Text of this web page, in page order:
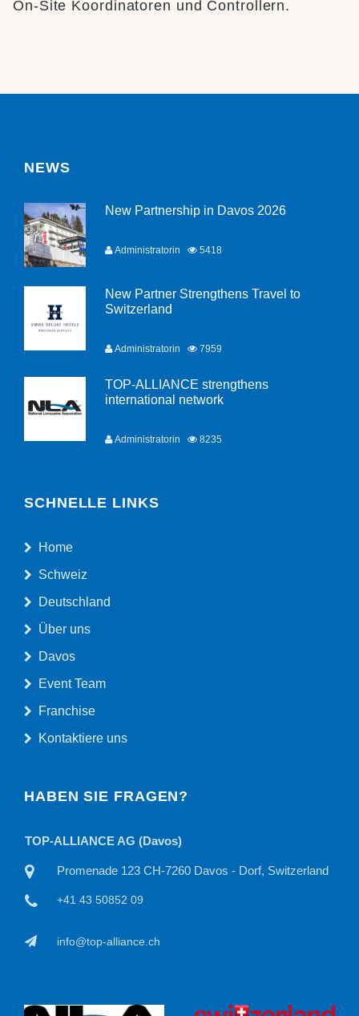
On-Site Koordinatoren und Controllern.
NEWS
New Partnership in Davos 2026
Administratorin 5418
New Partner Strengthens Travel to
Switzerland
Administratorin 7959
TOP-ALLIANCE strengthens
international network
Administratorin 8235
SCHNELLE LINKS
Home
Schweiz
Deutschland
Über uns
Davos
Event Team
Franchise
Kontaktiere uns
HABEN SIE FRAGEN?
TOP-ALLIANCE AG (Davos)
Promenade 123 CH-7260 Davos - Dorf, Switzerland
+41 43 50852 09
info@top-alliance.ch